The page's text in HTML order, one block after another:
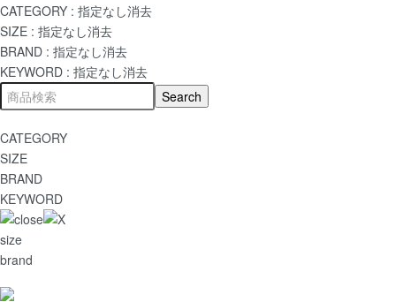
CATEGORY : 指定なし消去
SIZE : 指定なし消去
BRAND : 指定なし消去
KEYWORD : 指定なし消去
CATEGORY
SIZE
BRAND
KEYWORD
size
brand